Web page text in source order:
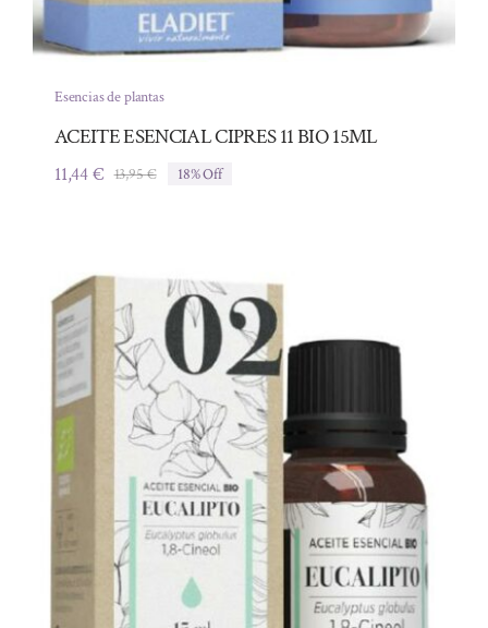
Esencias de plantas
ACEITE ESENCIAL CIPRES 11 BIO 15ML
13,95€El
11,44€
El
18% Off